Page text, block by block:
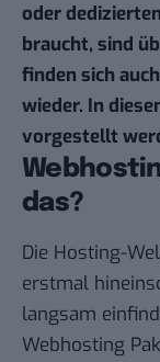
oder
braucht, sind
finden sich
wieder. In
vorgestellt
das?
Die Hosting-
erstmal
langsam
Webhosting